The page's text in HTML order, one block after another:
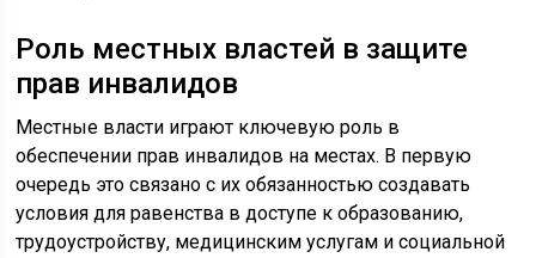
Роль местных властей в защите
прав инвалидов
Местные власти играют ключевую роль в
обеспечении прав инвалидов на местах. В первую
очередь это связано с их обязанностью создавать
условия для равенства в доступе к образованию,
трудоустройству, медицинским услугам и социальной